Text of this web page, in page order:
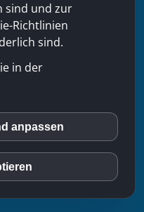
5200 Brugg - Tel:
-Datenschutzerklärung
sind und zur
Richtlinien
sind.
in der
anpassen